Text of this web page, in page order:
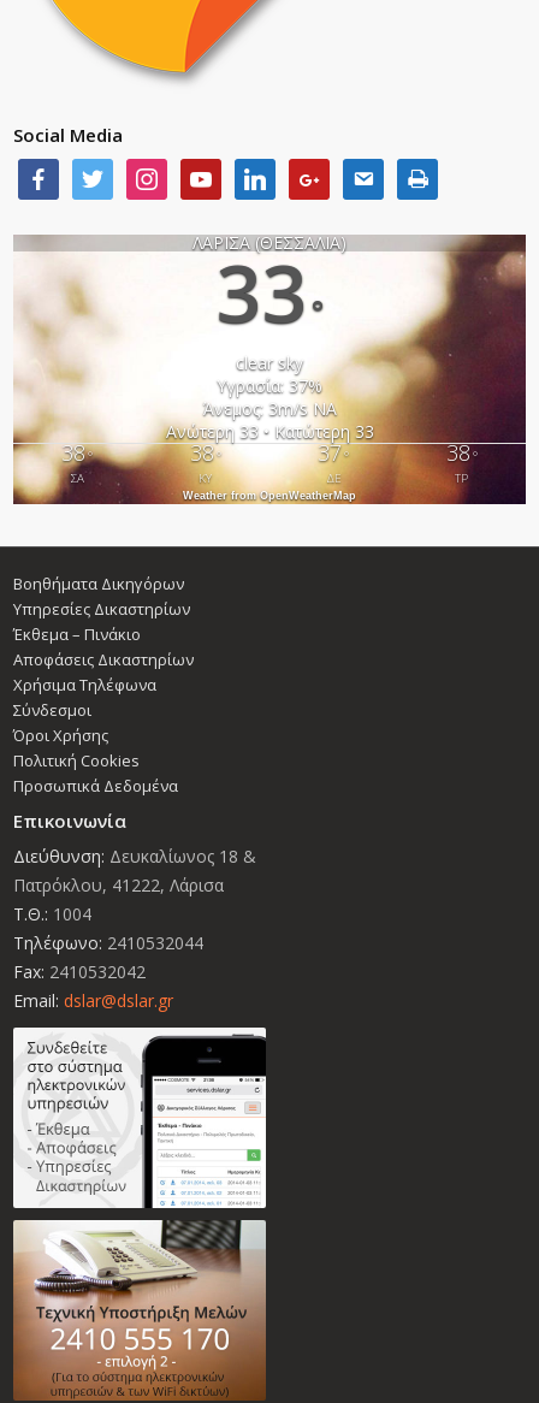
Social Media
ΛΑΡΙΣΑ (ΘΕΣΣΑΛΙΑ)
33°
clear sky
Υγρασία: 37%
Άνεμος: 3m/s ΝΑ
Ανώτερη 33 • Κατώτερη 33
38°
ΣΑ
38°
ΚΥ
37°
ΔΕ
38°
ΤΡ
Weather from OpenWeatherMap
Βοηθήματα Δικηγόρων
Υπηρεσίες Δικαστηρίων
Έκθεμα – Πινάκιο
Αποφάσεις Δικαστηρίων
Χρήσιμα Τηλέφωνα
Σύνδεσμοι
Όροι Χρήσης
Πολιτική Cookies
Προσωπικά Δεδομένα
Επικοινωνία
Διεύθυνση: Δευκαλίωνος 18 &
Πατρόκλου, 41222, Λάρισα
Τ.Θ.: 1004
Τηλέφωνο: 2410532044
Fax: 2410532042
Email: dslar@dslar.gr